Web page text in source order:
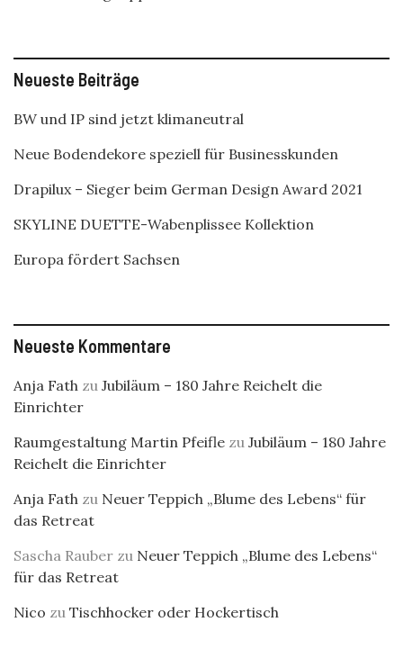
Neueste Beiträge
BW und IP sind jetzt klimaneutral
Neue Bodendekore speziell für Businesskunden
Drapilux – Sieger beim German Design Award 2021
SKYLINE DUETTE-Wabenplissee Kollektion
Europa fördert Sachsen
Neueste Kommentare
Anja Fath zu Jubiläum – 180 Jahre Reichelt die
Einrichter
Raumgestaltung Martin Pfeifle zu Jubiläum – 180 Jahre
Reichelt die Einrichter
Anja Fath zu Neuer Teppich „Blume des Lebens“ für
das Retreat
Sascha Rauber zu Neuer Teppich „Blume des Lebens“
für das Retreat
Nico zu Tischhocker oder Hockertisch